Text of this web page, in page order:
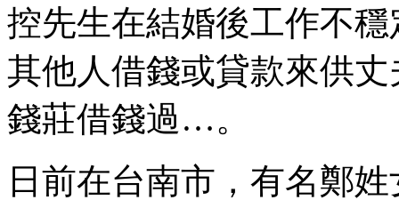
控先生在結婚後工作不
其他人借錢或貸款來供
錢莊借錢過…。
日前在台南市，有名鄭